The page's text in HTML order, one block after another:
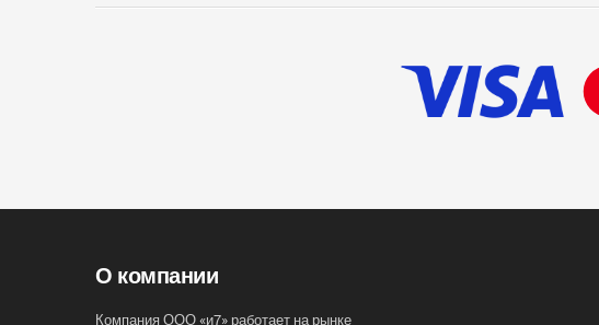
О компании
Компания ООО «и7» работает на рынке